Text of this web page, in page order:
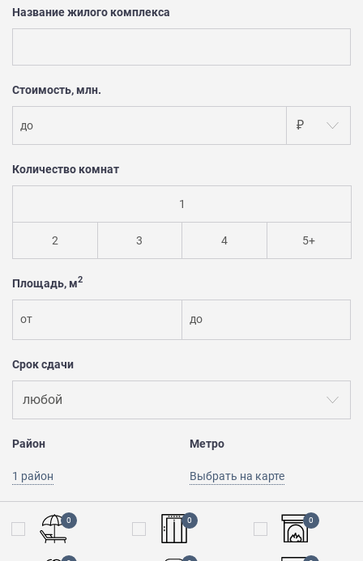
Название жилого комплекса
Стоимость, млн.
до ₽
Количество комнат
1
2 3 4 5+
Площадь, м2
от до
Срок сдачи
любой
Район
1 район
Метро
Выбрать на карте
0 0 0